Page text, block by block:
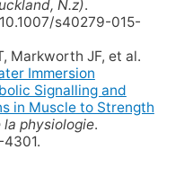
N.z).
s40279-015-
Markworth JF, et al.
Immersion
Signalling and
in Muscle to Strength
la physiologie.